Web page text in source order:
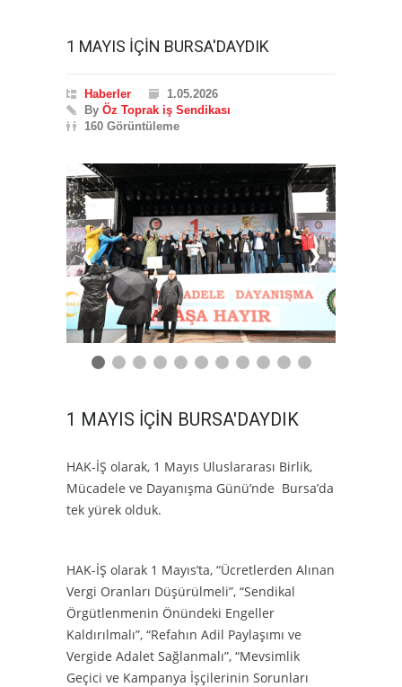
1 MAYIS İÇİN BURSA'DAYDIK
Haberler
1.05.2026
By Öz Toprak iş Sendikası
160 Görüntüleme
❮ ❯
1 MAYIS İÇİN BURSA'DAYDIK
HAK-İŞ olarak, 1 Mayıs Uluslararası Birlik,
Mücadele ve Dayanışma Günü’nde Bursa’da
tek yürek olduk.
HAK-İŞ olarak 1 Mayıs’ta, “Ücretlerden Alınan
Vergi Oranları Düşürülmeli”, “Sendikal
Örgütlenmenin Önündeki Engeller
Kaldırılmalı”, “Refahın Adil Paylaşımı ve
Vergide Adalet Sağlanmalı”, “Mevsimlik
Geçici ve Kampanya İşçilerinin Sorunları